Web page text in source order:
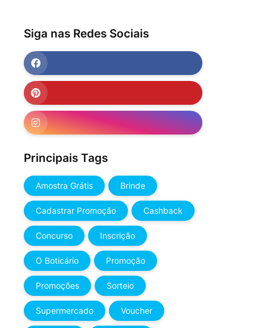
Siga nas Redes Sociais
Principais Tags
Amostra Grátis Brinde
Cadastrar Promoção Cashback
Concurso Inscrição
O Boticário Promoção
Promoções Sorteio
Supermercado Voucher